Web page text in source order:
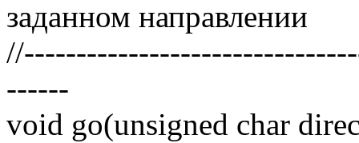
заданном направлении
------
void go(unsigned char